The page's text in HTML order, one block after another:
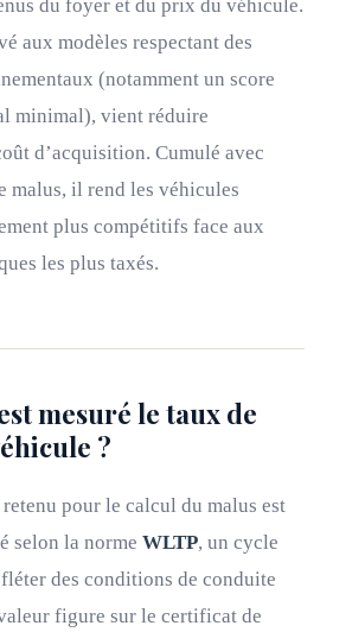
du foyer et du prix du véhicule.
aux modèles respectant des
(notamment un score
minimal), vient réduire
d’acquisition. Cumulé avec
malus, il rend les véhicules
plus compétitifs face aux
les plus taxés.
mesuré le taux de
?
pour le calcul du malus est
selon la norme WLTP, un cycle
des conditions de conduite
figure sur le certificat de